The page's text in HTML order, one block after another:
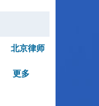
北京律师
更多